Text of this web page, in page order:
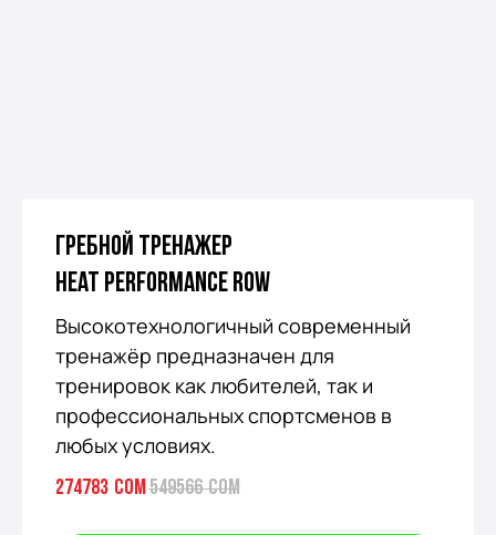
Гребной тренажер
Heat Performance Row
Высокотехнологичный современный
тренажёр предназначен для
тренировок как любителей, так и
профессиональных спортсменов в
любых условиях.
274783 сом 549566 сом